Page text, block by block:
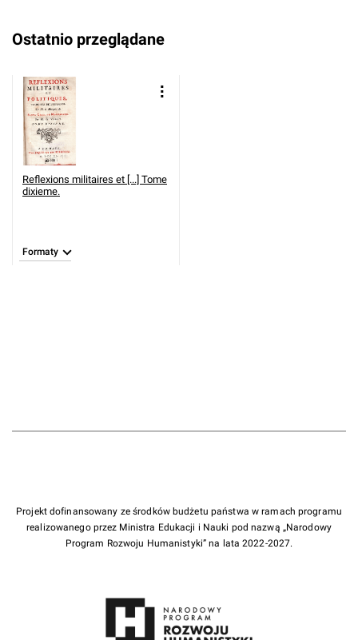
Ostatnio przeglądane
Reflexions militaires et [...] Tome
dixieme.
Formaty
Projekt dofinansowany ze środków budżetu państwa w ramach programu
realizowanego przez Ministra Edukacji i Nauki pod nazwą „Narodowy
Program Rozwoju Humanistyki” na lata 2022-2027.